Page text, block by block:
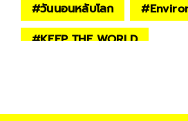
#วันนอนหลับโลก #
#KEEP THE WORLD